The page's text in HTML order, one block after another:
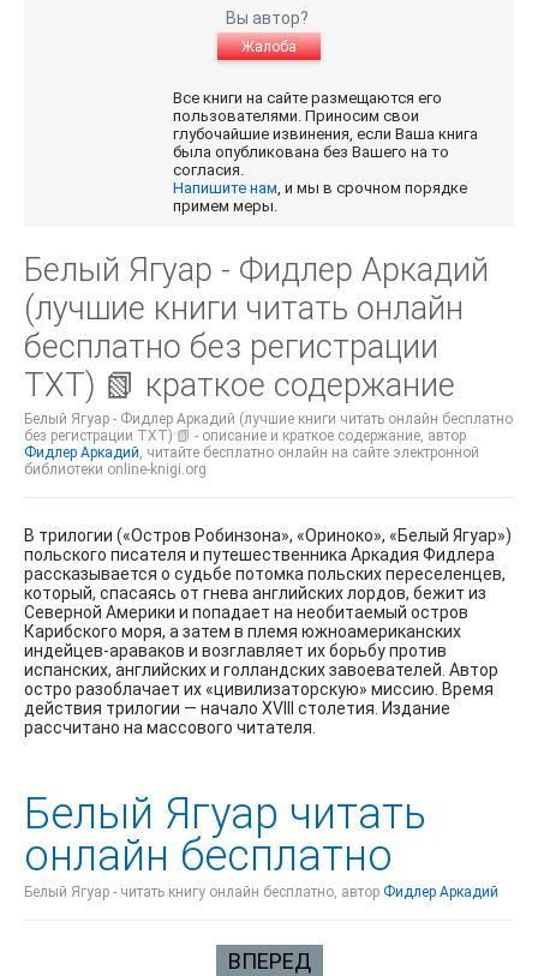
Вы автор?
Жалоба
Все книги на сайте размещаются его
пользователями. Приносим свои
глубочайшие извинения, если Ваша книга
была опубликована без Вашего на то
согласия.
Напишите нам, и мы в срочном порядке
примем меры.
Белый Ягуар - Фидлер Аркадий
(лучшие книги читать онлайн
бесплатно без регистрации
TXT) 📗 краткое содержание
Белый Ягуар - Фидлер Аркадий (лучшие книги читать онлайн бесплатно
без регистрации TXT) 📗 - описание и краткое содержание, автор
Фидлер Аркадий, читайте бесплатно онлайн на сайте электронной
библиотеки online-knigi.org
В трилогии («Остров Робинзона», «Ориноко», «Белый Ягуар»)
польского писателя и путешественника Аркадия Фидлера
рассказывается о судьбе потомка польских переселенцев,
который, спасаясь от гнева английских лордов, бежит из
Северной Америки и попадает на необитаемый остров
Карибского моря, а затем в племя южноамериканских
индейцев-араваков и возглавляет их борьбу против
испанских, английских и голландских завоевателей. Автор
остро разоблачает их «цивилизаторскую» миссию. Время
действия трилогии — начало XVIII столетия. Издание
рассчитано на массового читателя.
Белый Ягуар читать
онлайн бесплатно
Белый Ягуар - читать книгу онлайн бесплатно, автор Фидлер Аркадий
ВПЕРЕД